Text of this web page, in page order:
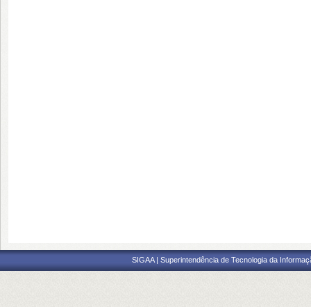
SIGAA | Superintendência de Tecnologia da